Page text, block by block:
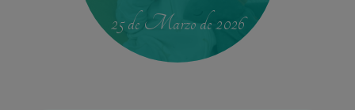
25 de Marzo de 2026